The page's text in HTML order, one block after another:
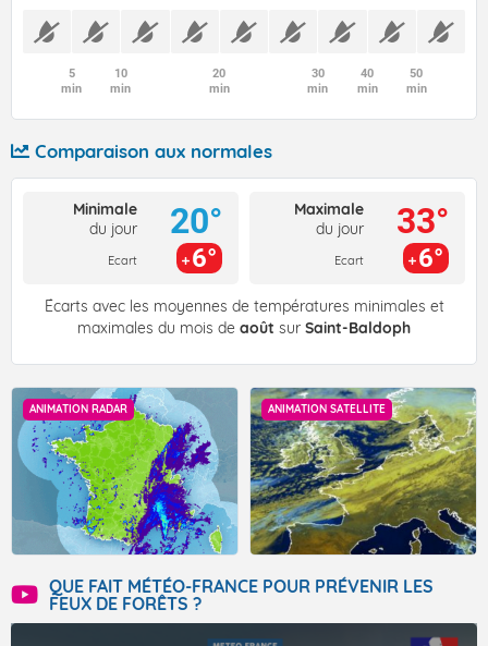
5
min
10
min
20
min
30
min
40
min
50
min
Comparaison aux normales
Minimale
du jour
Ecart
20°
6°
Maximale
du jour
Ecart
33°
6°
Écarts avec les moyennes de températures minimales et
maximales du mois de août sur Saint-Baldoph
ANIMATION RADAR ANIMATION SATELLITE
QUE FAIT MÉTÉO-FRANCE POUR PRÉVENIR LES
FEUX DE FORÊTS ?